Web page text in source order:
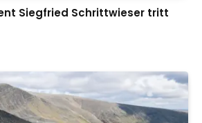
Siegfried Schrittwieser tritt